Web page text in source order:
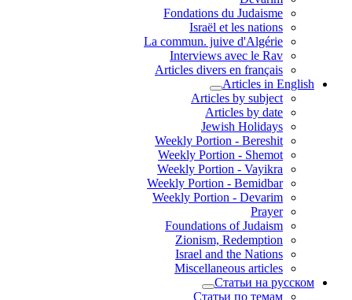
Fondations du Judaisme
Israël et les nations
La commun. juive d'Algérie
Interviews avec le Rav
Articles divers en français
Articles in English
Articles by subject
Articles by date
Jewish Holidays
Weekly Portion - Bereshit
Weekly Portion - Shemot
Weekly Portion - Vayikra
Weekly Portion - Bemidbar
Weekly Portion - Devarim
Prayer
Foundations of Judaism
Zionism, Redemption
Israel and the Nations
Miscellaneous articles
Статьи на русском
Статьи по темам